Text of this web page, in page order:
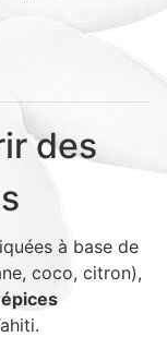
des
à base de
coco, citron),
épices